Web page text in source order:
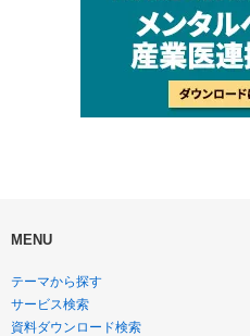
MENU
テーマから探す
サービス検索
資料ダウンロード検索